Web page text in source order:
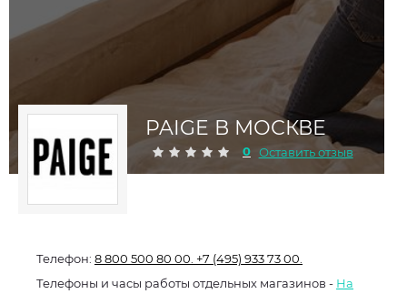
PAIGE В МОСКВЕ
0 Оставить отзыв
Телефон: 8 800 500 80 00. +7 (495) 933 73 00.
Телефоны и часы работы отдельных магазинов - На